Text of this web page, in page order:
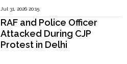
Jul 31, 2026 20:15
RAF and Police Officer
Attacked During CJP
Protest in Delhi